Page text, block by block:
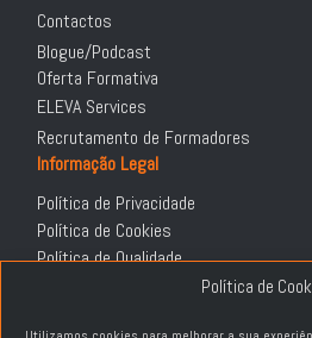
Política de
Contactos
Blogue/Podcast
Oferta Formativa
ELEVA Services
Recrutamento de Formadores
Informação Legal
Política de Privacidade
Política de Cookies
Política de Qualidade